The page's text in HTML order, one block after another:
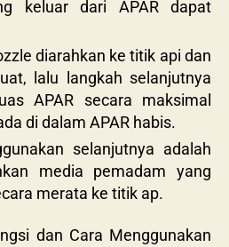
keluar dari APAR dapat
diarahkan ke titik api dan
lalu langkah selanjutnya
APAR secara maksimal
di dalam APAR habis.
selanjutnya adalah
media pemadam yang
merata ke titik ap.
dan Cara Menggunakan